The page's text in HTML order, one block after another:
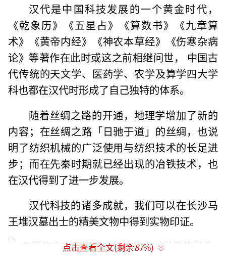
汉代是中国科技发展的一个黄金时代，
《乾象历》《五星占》《算数书》《九章算
术》《黄帝内经》《神农本草经》《伤寒杂病
论》等著作在此时或这之前相继问世， 中国古
代传统的天文学、医药学、农学及算学四大学
科也都在汉代时形成了自己独特的体系。
随着丝绸之路的开通，地理学增加了新的
内容；在丝绸之路「日驰于道」的丝绸，也说
明了纺织机械的广泛使用与纺织技术的长足进
步；而在先秦时期就已经出现的冶铁技术，也
在汉代得到了进一步发展。
汉代科技的诸多成就，我们可以在长沙马
王堆汉墓出士的精美文物中得到实物印证。
点击查看全文(剩余87%)